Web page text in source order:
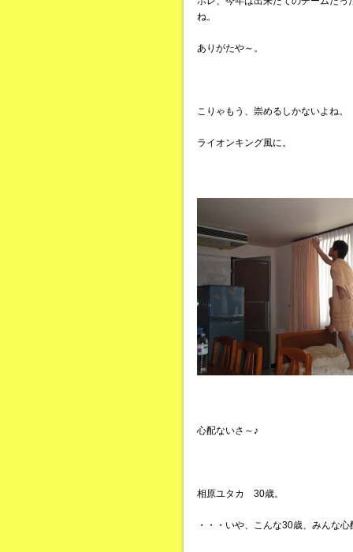
ね。
ありがたや～。
こりゃもう、崇めるしかないよね。
ライオンキング風に。
心配ないさ～♪
相原ユタカ 30歳。
・・・いや、こんな30歳、みんな